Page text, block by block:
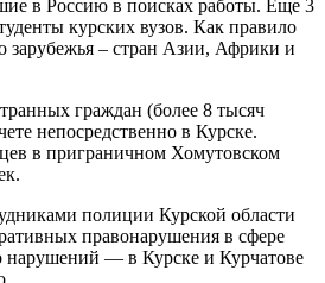
в Россию в поисках работы. Еще 3
курских вузов. Как правило
зарубежья – стран Азии, Африки и
граждан (более 8 тысяч
непосредственно в Курске.
в приграничном Хомутовском
полиции Курской области
правонарушения в сфере
нарушений — в Курске и Курчатове